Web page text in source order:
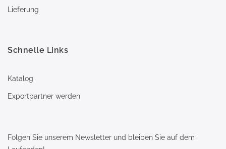
Lieferung
Schnelle Links
Katalog
Exportpartner werden
Folgen Sie unserem Newsletter und bleiben Sie auf dem